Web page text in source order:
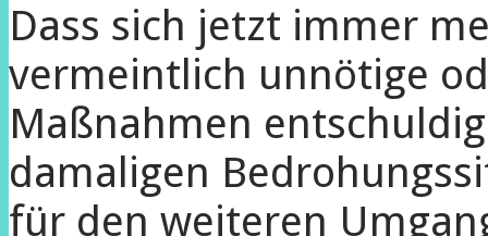
Dass sich jetzt immer
vermeintlich unnötige
Maßnahmen
damaligen
für den weiteren